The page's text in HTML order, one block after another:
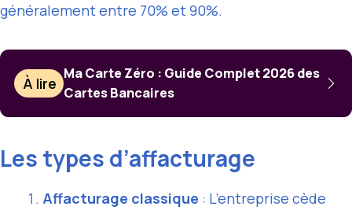
généralement entre 70% et 90%.
À lire
Ma Carte Zéro : Guide Complet 2026 des
Cartes Bancaires
Les types d’affacturage
Affacturage classique : L’entreprise cède